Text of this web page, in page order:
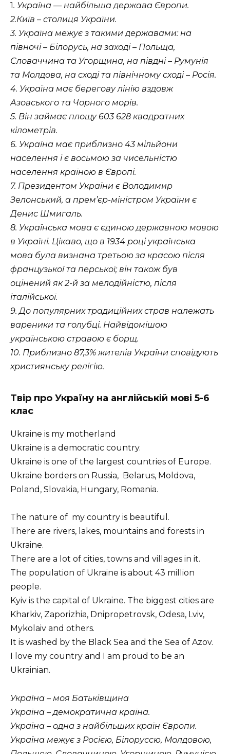
1. Україна — найбільша держава Європи.
2.Київ – столиця України.
3. Україна межує з такими державами: на
півночі – Білорусь, на заході – Польща,
Словаччина та Угорщина, на півдні – Румунія
та Молдова, на сході та північному сході – Росія.
4. Україна має берегову лінію вздовж
Азовського та Чорного морів.
5. Він займає площу 603 628 квадратних
кілометрів.
6. Україна має приблизно 43 мільйони
населення і є восьмою за чисельністю
населення країною в Європі.
7. Президентом України є Володимир
Зелонський, а прем’єр-міністром України є
Денис Шмигаль.
8. Українська мова є єдиною державною мовою
в Україні. Цікаво, що в 1934 році українська
мова була визнана третьою за красою після
французької та перської; він також був
оцінений як 2-й за мелодійністю, після
італійської.
9. До популярних традиційних страв належать
вареники та голубці. Найвідомішою
українською стравою є борщ.
10. Приблизно 87,3% жителів України сповідують
християнську релігію.
Твір про Україну на англійській мові 5-6
клас
Ukraine is my motherland
Ukraine is a democratic country.
Ukraine is one of the largest countries of Europe.
Ukraine borders on Russia, Belarus, Moldova,
Poland, Slovakia, Hungary, Romania.
The nature of my country is beautiful.
There are rivers, lakes, mountains and forests in
Ukraine.
There are a lot of cities, towns and villages in it.
The population of Ukraine is about 43 million
people.
Kyiv is the capital of Ukraine. The biggest cities are
Kharkiv, Zaporizhia, Dnipropetrovsk, Odesa, Lviv,
Mykolaiv and others.
It is washed by the Black Sea and the Sea of Azov.
I love my country and I am proud to be an
Ukrainian.
Україна – моя Батьківщина
Україна – демократична країна.
Україна – одна з найбільших країн Європи.
Україна межує з Росією, Білоруссю, Молдовою,